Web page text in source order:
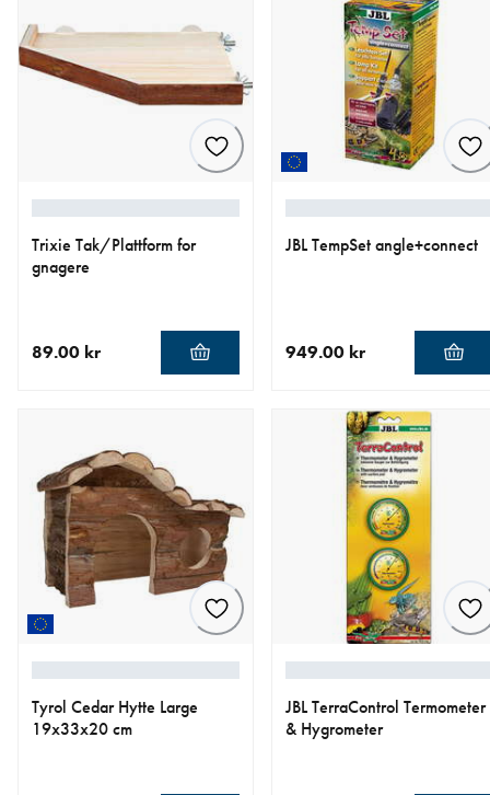
Trixie Tak/Plattform for
gnagere
89.00 kr
JBL TempSet angle+connect
949.00 kr
Tyrol Cedar Hytte Large
19x33x20 cm
JBL TerraControl Termometer
& Hygrometer